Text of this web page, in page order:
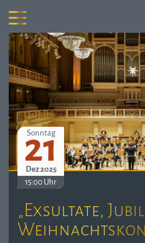
Sonntag
21
Dez 2025
15:00 Uhr
„Exsultate,